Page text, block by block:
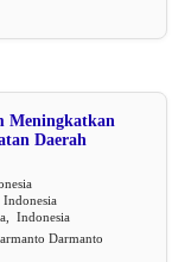
Meningkatkan
Daerah
Indonesia
Darmanto